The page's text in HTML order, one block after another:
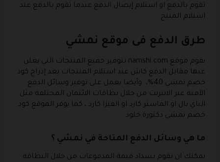
تقوم بالدفع او استلام إيصال الدفع عندما تقوم بالدفع عند
استلام المنتج.
طرق الدفع فى موقع نمشي
يقوم موقع namshi.com بتوفير جميع المنتجات التي يعلن
عنها مقابل الدفع كاش عند استلام المنتجات بعد إدراج كود
خصم نمشي 40%، وأيضا يعمل على توفير وسائل الدفع
الآمنة عبر الانترنت من خلال بطاقات الائتمان المختلفة مثل
الباي بال او الماستر كارد او الفيزا كارد ، كما يوفر الموقع كود
خصم نمشي دكتورة خلود.
ما هي وسائل الدفع المتاحة في نمشي ؟
يمكنك ان تقوم بسداد قيمة المدفوعات من خلال البطاقة